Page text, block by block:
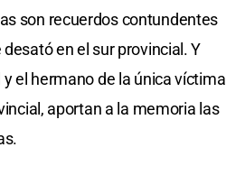
son recuerdos contundentes
en el sur provincial. Y
el hermano de la única víctima
aportan a la memoria las